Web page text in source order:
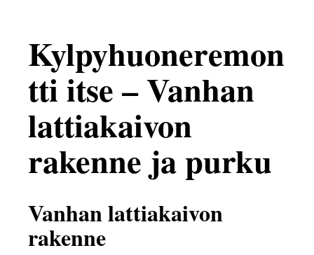
Kylpyhuoneremon
tti itse – Vanhan
lattiakaivon
rakenne ja purku
Vanhan lattiakaivon
rakenne